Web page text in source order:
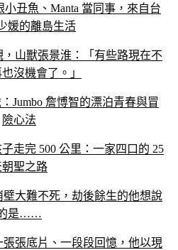
丑魚、Manta 當同事，來自台
媛的離島生活
，山獸張景淮：「有些路現在不
沒機會了。」
Jumbo 詹愽智的漂泊青春與冒
險心法
走完 500 公里：一家四口的 25
朝聖之路
大難不死，劫後餘生的他想說
是……
張張底片、一段段回憶，他以現